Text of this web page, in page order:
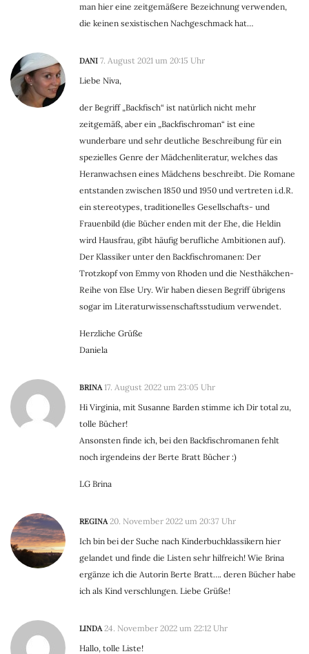
man hier eine zeitgemäßere Bezeichnung verwenden,
die keinen sexistischen Nachgeschmack hat…
DANI 7. August 2021 um 20:15 Uhr
Liebe Niva,
der Begriff „Backfisch“ ist natürlich nicht mehr
zeitgemäß, aber ein „Backfischroman“ ist eine
wunderbare und sehr deutliche Beschreibung für ein
spezielles Genre der Mädchenliteratur, welches das
Heranwachsen eines Mädchens beschreibt. Die Romane
entstanden zwischen 1850 und 1950 und vertreten i.d.R.
ein stereotypes, traditionelles Gesellschafts- und
Frauenbild (die Bücher enden mit der Ehe, die Heldin
wird Hausfrau, gibt häufig berufliche Ambitionen auf).
Der Klassiker unter den Backfischromanen: Der
Trotzkopf von Emmy von Rhoden und die Nesthäkchen-
Reihe von Else Ury. Wir haben diesen Begriff übrigens
sogar im Literaturwissenschaftsstudium verwendet.
Herzliche Grüße
Daniela
BRINA 17. August 2022 um 23:05 Uhr
Hi Virginia, mit Susanne Barden stimme ich Dir total zu,
tolle Bücher!
Ansonsten finde ich, bei den Backfischromanen fehlt
noch irgendeins der Berte Bratt Bücher :)
LG Brina
REGINA 20. November 2022 um 20:37 Uhr
Ich bin bei der Suche nach Kinderbuchklassikern hier
gelandet und finde die Listen sehr hilfreich! Wie Brina
ergänze ich die Autorin Berte Bratt…. deren Bücher habe
ich als Kind verschlungen. Liebe Grüße!
LINDA 24. November 2022 um 22:12 Uhr
Hallo, tolle Liste!